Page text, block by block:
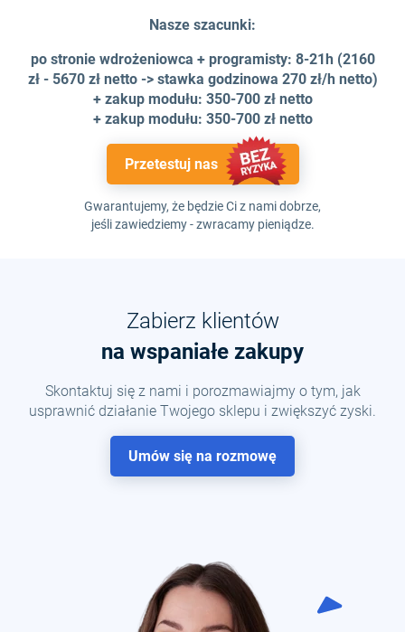
Nasze szacunki:
po stronie wdrożeniowca + programisty: 8-21h (2160
zł - 5670 zł netto -> stawka godzinowa 270 zł/h netto)
+ zakup modułu: 350-700 zł netto
+ zakup modułu: 350-700 zł netto
Przetestuj nas
Gwarantujemy, że będzie Ci z nami dobrze,
jeśli zawiedziemy - zwracamy pieniądze.
Zabierz klientów
na wspaniałe zakupy
Skontaktuj się z nami i porozmawiajmy o tym, jak
usprawnić działanie Twojego sklepu i zwiększyć zyski.
Umów się na rozmowę